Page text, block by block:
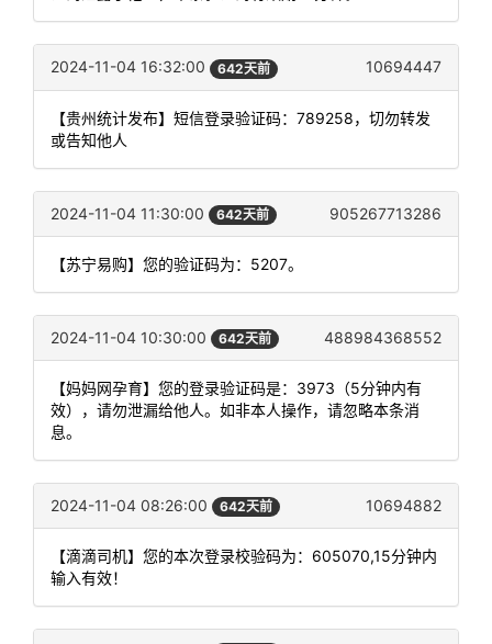
2024-11-04 16:32:00 642天前 10694447
【贵州统计发布】短信登录验证码：789258，切勿转发
或告知他人
2024-11-04 11:30:00 642天前 905267713286
【苏宁易购】您的验证码为：5207。
2024-11-04 10:30:00 642天前 488984368552
【妈妈网孕育】您的登录验证码是：3973（5分钟内有
效），请勿泄漏给他人。如非本人操作，请忽略本条消
息。
2024-11-04 08:26:00 642天前 10694882
【滴滴司机】您的本次登录校验码为：605070,15分钟内
输入有效！